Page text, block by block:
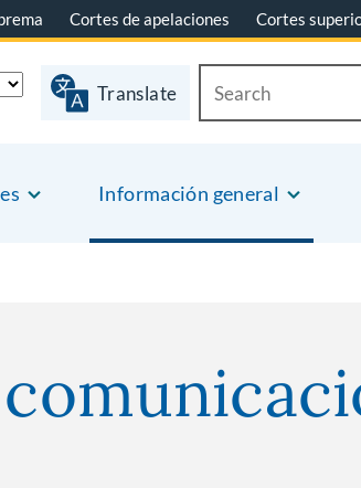
Cortes de apelaciones Cortes
Información general
Translate